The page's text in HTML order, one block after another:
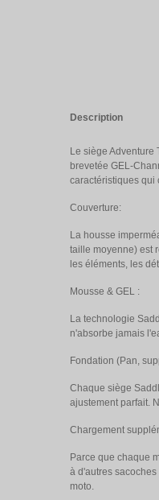
Description
Le siège
brevetée GEL-
caractéristiques qui
Couverture:
La housse
taille moyenne) est
les éléments, les
Mousse & GEL :
La technologie
n'absorbe jamais
Fondation (Pan,
Chaque siège
ajustement parfait.
Chargement
Parce que chaque
à d'autres
moto.